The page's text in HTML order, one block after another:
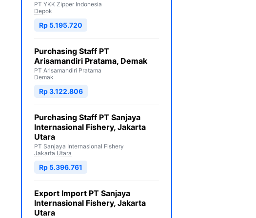
PT YKK Zipper Indonesia
Depok
Rp 5.195.720
Purchasing Staff PT
Arisamandiri Pratama, Demak
PT Arisamandiri Pratama
Demak
Rp 3.122.806
Purchasing Staff PT Sanjaya
Internasional Fishery, Jakarta
Utara
PT Sanjaya Internasional Fishery
Jakarta Utara
Rp 5.396.761
Export Import PT Sanjaya
Internasional Fishery, Jakarta
Utara